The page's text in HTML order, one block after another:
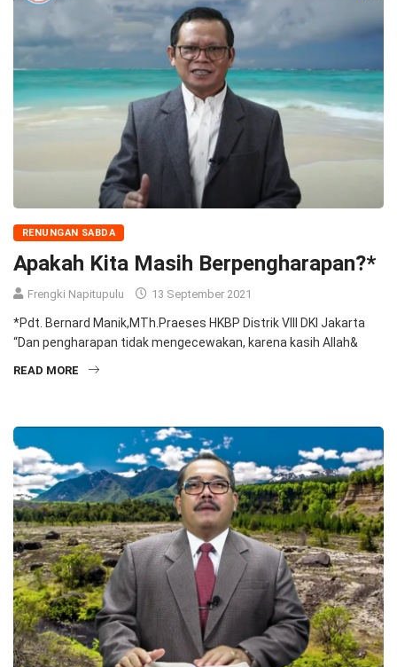
RENUNGAN SABDA
Apakah Kita Masih Berpengharapan?*
Frengki Napitupulu 13 September 2021
*Pdt. Bernard Manik,MTh.Praeses HKBP Distrik VIII DKI Jakarta
“Dan pengharapan tidak mengecewakan, karena kasih Allah&
READ MORE